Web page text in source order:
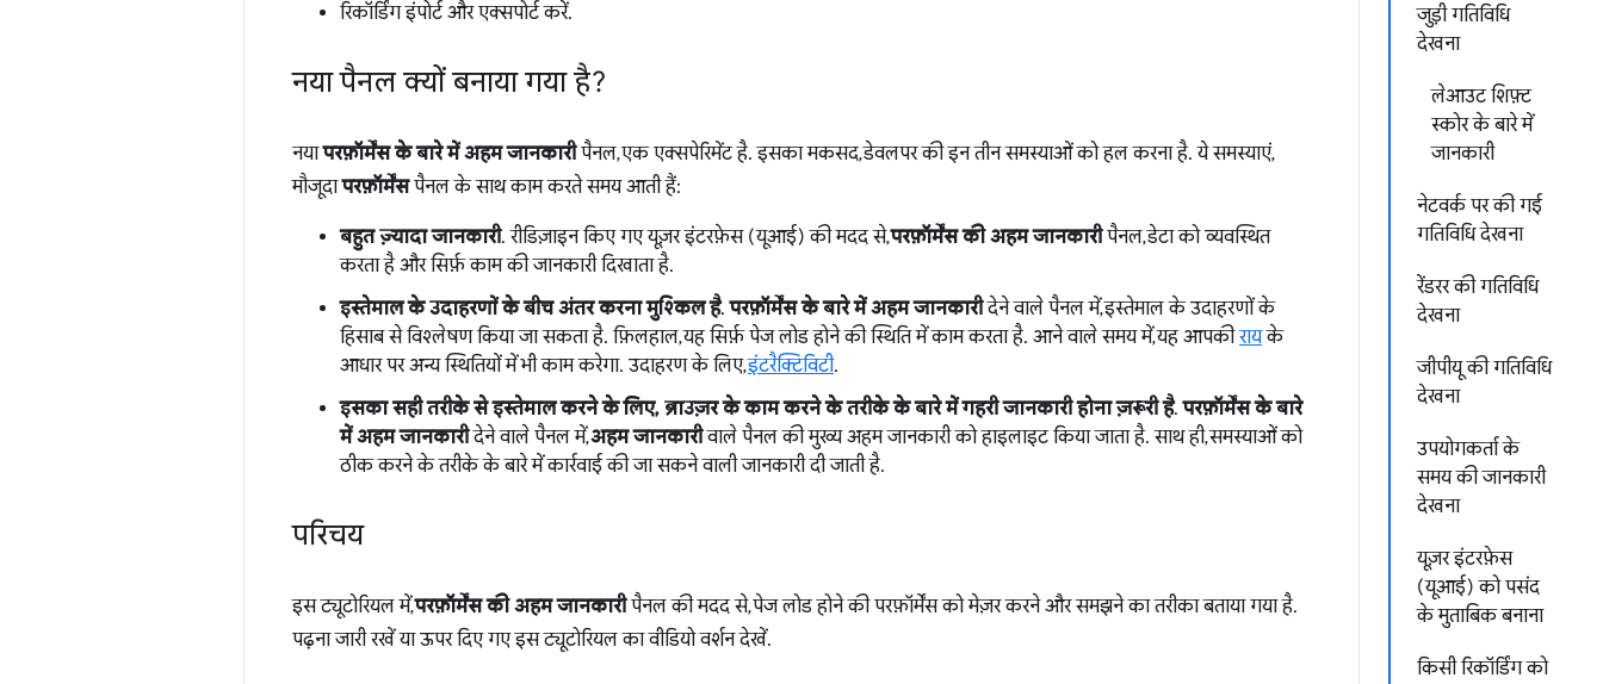
जुड़ी गतिविधि
देखना
लेआउट शिफ़्ट
स्कोर के बारे में
जानकारी
नेटवर्क पर की गई
गतिविधि देखना
रेंडरर की गतिविधि
देखना
जीपीयू की गतिविधि
देखना
उपयोगकर्ता के
समय की जानकारी
देखना
यूज़र इंटरफ़ेस
(यूआई) को पसंद
के मुताबिक बनाना
किसी रिकॉर्डिंग को
रिकॉर्डिंग इंपोर्ट और एक्सपोर्ट करें.
नया पैनल क्यों बनाया गया है?
नयापरफ़ॉर्मेंस के बारे में अहम जानकारीपैनल, एक एक्सपेरिमेंट है. इसका मकसद, डेवलपर की इन तीन समस्याओं को हल करना है. ये समस्याएं,
मौजूदापरफ़ॉर्मेंसपैनल के साथ काम करते समय आती हैं:
बहुत ज़्यादा जानकारी. रीडिज़ाइन किए गए यूज़र इंटरफ़ेस (यूआई) की मदद से,परफ़ॉर्मेंस की अहम जानकारीपैनल, डेटा को व्यवस्थित
करता है और सिर्फ़ काम की जानकारी दिखाता है.
इस्तेमाल के उदाहरणों के बीच अंतर करना मुश्किल है.परफ़ॉर्मेंस के बारे में अहम जानकारीदेने वाले पैनल में, इस्तेमाल के उदाहरणों के
हिसाब से विश्लेषण किया जा सकता है. फ़िलहाल, यह सिर्फ़ पेज लोड होने की स्थिति में काम करता है. आने वाले समय में, यह आपकीरायके
आधार पर अन्य स्थितियों में भी काम करेगा. उदाहरण के लिए,इंटरैक्टिविटी.
इसका सही तरीके से इस्तेमाल करने के लिए, ब्राउज़र के काम करने के तरीके के बारे में गहरी जानकारी होना ज़रूरी है.परफ़ॉर्मेंस के बारे
में अहम जानकारीदेने वाले पैनल में,अहम जानकारीवाले पैनल की मुख्य अहम जानकारी को हाइलाइट किया जाता है. साथ ही, समस्याओं को
ठीक करने के तरीके के बारे में कार्रवाई की जा सकने वाली जानकारी दी जाती है.
परिचय
इस ट्यूटोरियल में,परफ़ॉर्मेंस की अहम जानकारीपैनल की मदद से, पेज लोड होने की परफ़ॉर्मेंस को मेज़र करने और समझने का तरीका बताया गया है.
पढ़ना जारी रखें या ऊपर दिए गए इस ट्यूटोरियल का वीडियो वर्शन देखें.